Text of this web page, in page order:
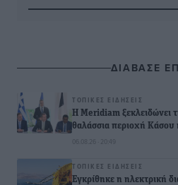
ΔΙΑΒΑΣΕ
ΤΟΠΙΚΈΣ ΕΙΔΉΣΕΙΣ
Η Meridiam ξεκλειδώνει
θαλάσσια περιοχή Κάσου
06.08.26 · 20:49
ΤΟΠΙΚΈΣ ΕΙΔΉΣΕΙΣ
Εγκρίθηκε η ηλεκτρική